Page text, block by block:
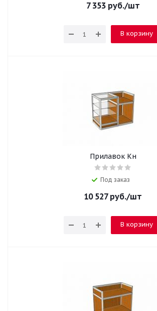
7 353руб./шт
В корзину
Прилавок Кн
Под заказ
10 527руб./шт
В корзину